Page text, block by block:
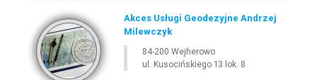
Akces Usługi Geodezyjne Andrzej
Milewczyk
84-200 Wejherowo
ul. Kusocińskiego 13 lok. 8